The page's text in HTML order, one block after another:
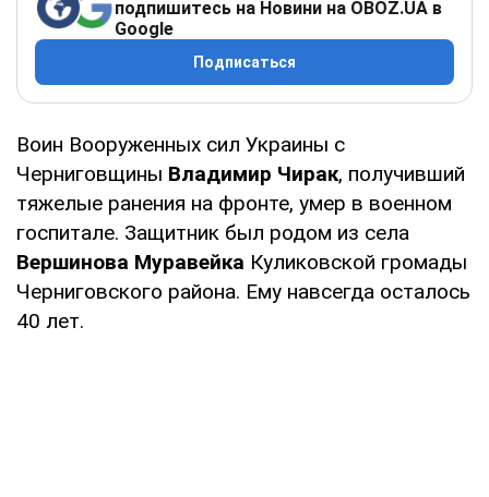
подпишитесь на Новини на OBOZ.UA в
Google
Подписаться
Воин Вооруженных сил Украины с
Черниговщины Владимир Чирак, получивший
тяжелые ранения на фронте, умер в военном
госпитале. Защитник был родом из села
Вершинова Муравейка Куликовской громады
Черниговского района. Ему навсегда осталось
40 лет.